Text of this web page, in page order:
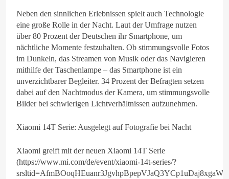
Neben den sinnlichen Erlebnissen spielt auch Technologie
eine große Rolle in der Nacht. Laut der Umfrage nutzen
über 80 Prozent der Deutschen ihr Smartphone, um
nächtliche Momente festzuhalten. Ob stimmungsvolle Fotos
im Dunkeln, das Streamen von Musik oder das Navigieren
mithilfe der Taschenlampe – das Smartphone ist ein
unverzichtbarer Begleiter. 34 Prozent der Befragten setzen
dabei auf den Nachtmodus der Kamera, um stimmungsvolle
Bilder bei schwierigen Lichtverhältnissen aufzunehmen.
Xiaomi 14T Serie: Ausgelegt auf Fotografie bei Nacht
Xiaomi greift mit der neuen Xiaomi 14T Serie
(https://www.mi.com/de/event/xiaomi-14t-series/?